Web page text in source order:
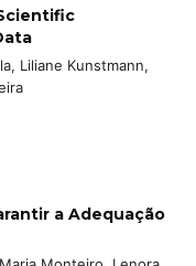
Liliane Kunstmann,
a Adequação